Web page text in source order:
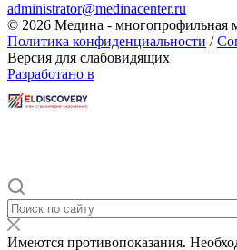
administrator@medinacenter.ru
© 2026 Медина - многопрофильная
Политика конфиденциальности /
Версия для слабовидящих
Разработано в
Имеются противопоказания.